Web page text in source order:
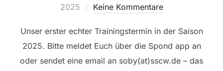
2025
Keine Kommentare
Unser erster echter Trainingstermin in der Saison
2025. Bitte meldet Euch über die Spond app an
oder sendet eine email an soby(at)sscw.de – das